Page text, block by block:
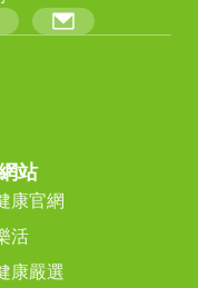
站
康官網
活
康嚴選